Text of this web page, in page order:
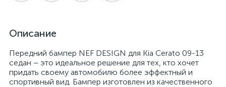
Описание
Передний бампер NEF DESIGN для Kia Cerato 09-13
седан – это идеальное решение для тех, кто хочет
придать своему автомобилю более эффектный и
спортивный вид. Бампер изготовлен из качественного